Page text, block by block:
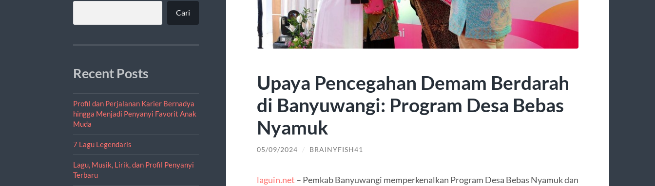
Cari
Recent Posts
Profil dan Perjalanan Karier Bernadya
hingga Menjadi Penyanyi Favorit Anak
Muda
7 Lagu Legendaris
Lagu, Musik, Lirik, dan Profil Penyanyi
Terbaru
Upaya Pencegahan Demam Berdarah
di Banyuwangi: Program Desa Bebas
Nyamuk
05/09/2024 / BRAINYFISH41
laguin.net – Pemkab Banyuwangi memperkenalkan Program Desa Bebas Nyamuk dan